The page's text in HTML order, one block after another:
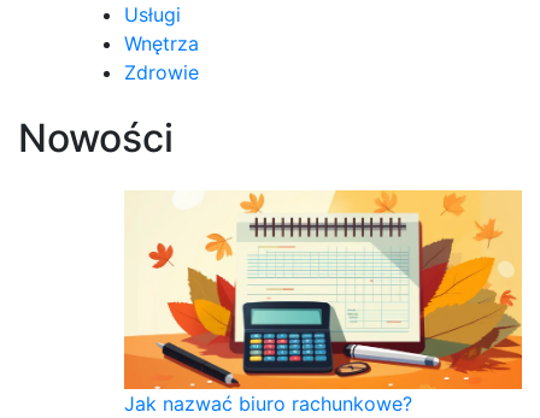
Usługi
Wnętrza
Zdrowie
Nowości
Jak nazwać biuro rachunkowe?